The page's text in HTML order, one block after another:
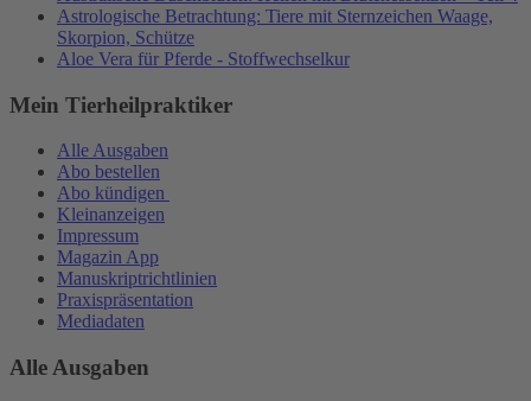
Astrologische Betrachtung: Tiere mit Sternzeichen Waage,
Skorpion, Schütze
Aloe Vera für Pferde - Stoffwechselkur
Mein Tierheilpraktiker
Alle Ausgaben
Abo bestellen
Abo kündigen
Kleinanzeigen
Impressum
Magazin App
Manuskriptrichtlinien
Praxispräsentation
Mediadaten
Alle Ausgaben